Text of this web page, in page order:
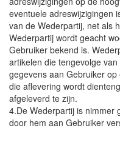
eventuele adreswijzigingen
van de Wederpartij, net als
Wederpartij wordt geacht
Gebruiker bekend is.
artikelen die tengevolge
gegevens aan Gebruiker
die aflevering wordt
afgeleverd te zijn.
4.De Wederpartij is nimmer
door hem aan Gebruiker